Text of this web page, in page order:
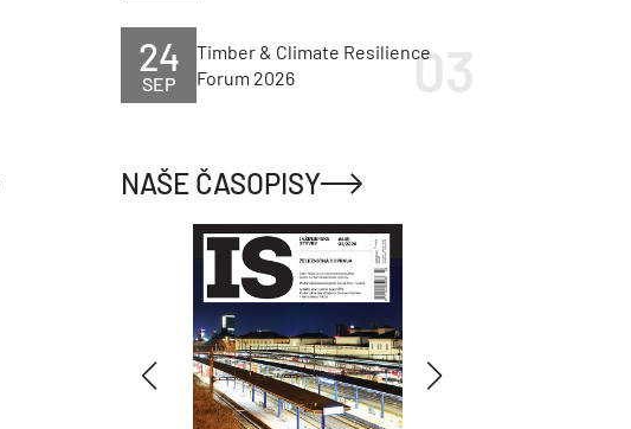
SEP
24
Timber & Climate Resilience
Forum 2026
NAŠE ČASOPISY